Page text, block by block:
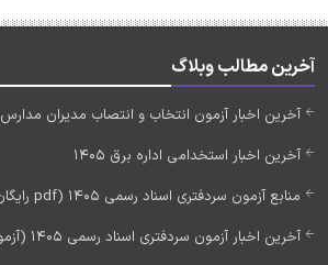
آخرین مطالب وبلاگ
آخرین اخبار آزمون انتخاب و انتصاب مدیران مدارس 1405 (کارت آزمون)
آخرین اخبار استخدامی اداره برق 1405
منابع آزمون سردفتری اسناد رسمی 1405 (pdf رایگان)
آخرین اخبار آزمون سردفتری اسناد رسمی 1405 (آزمون جدید)